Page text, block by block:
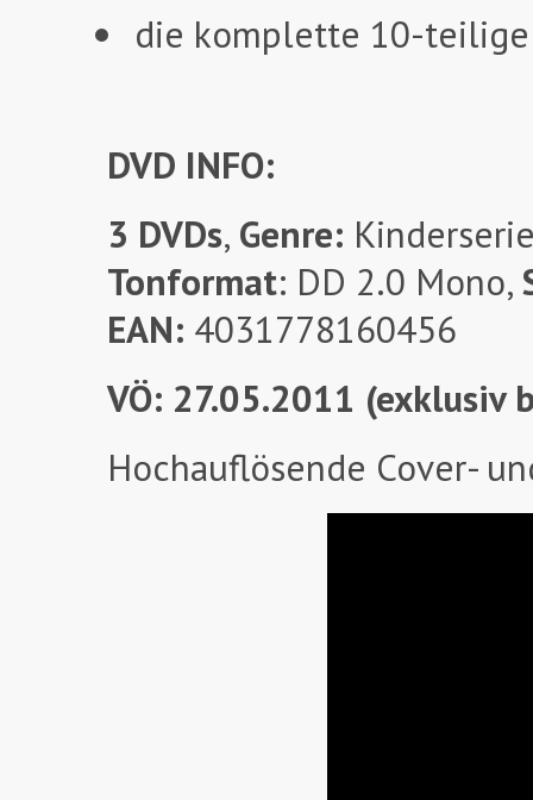
die komplette 10-teilige
DVD INFO:
3 DVDs, Genre:
Tonformat: DD 2.0 Mono,
EAN: 4031778160456
VÖ: 27.05.2011 (exklusiv
Hochauflösende Cover-